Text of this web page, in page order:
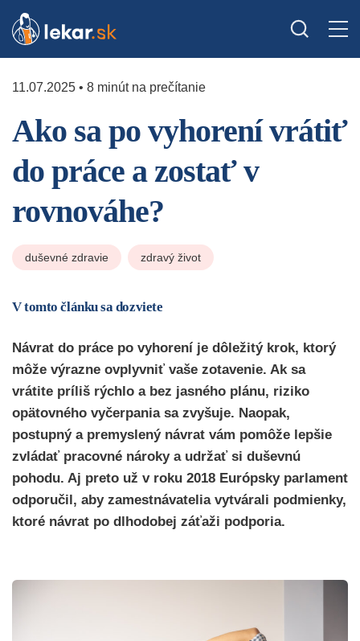
11.07.2025 • 8 minút na prečítanie
Ako sa po vyhorení vrátiť
do práce a zostať v
rovnováhe?
duševné zdravie zdravý život
V tomto článku sa dozviete
Návrat do práce po vyhorení je dôležitý krok, ktorý
môže výrazne ovplyvniť vaše zotavenie. Ak sa
vrátite príliš rýchlo a bez jasného plánu, riziko
opätovného vyčerpania sa zvyšuje. Naopak,
postupný a premyslený návrat vám pomôže lepšie
zvládať pracovné nároky a udržať si duševnú
pohodu. Aj preto už v roku 2018 Európsky parlament
odporučil, aby zamestnávatelia vytvárali podmienky,
ktoré návrat po dlhodobej záťaži podporia.